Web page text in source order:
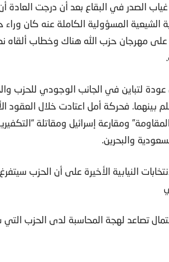
غياب الصدر في البقاع بعد أن درجت
الشيعية المسؤولية الكاملة عنه كان
مهرجان حزب الله هناك وخطاب ألقاه
عودة لتباين في الجانب الوجودي
بينهما. فحركة أمل اعتادت خلال العقود
ومقارعة إسرائيل ومقاتلة
والبحرين.
النيابية الأخيرة على أن الحزب
احتمال تصاعد لهجة المحاسبة لدى الحزب